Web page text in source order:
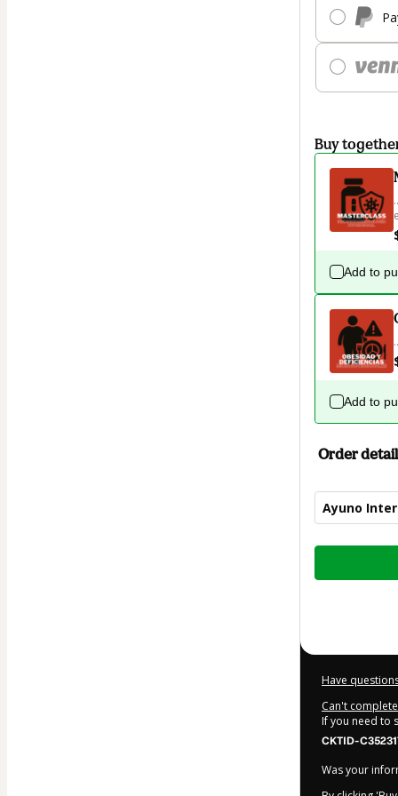
Buy
Add to
Add to
Order
Ayuno
Total
Have
Can't
If you need to
CKTID-
Was your